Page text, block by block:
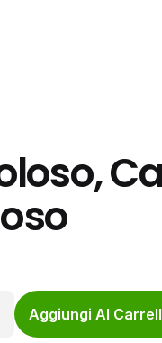
Aggiungi Al